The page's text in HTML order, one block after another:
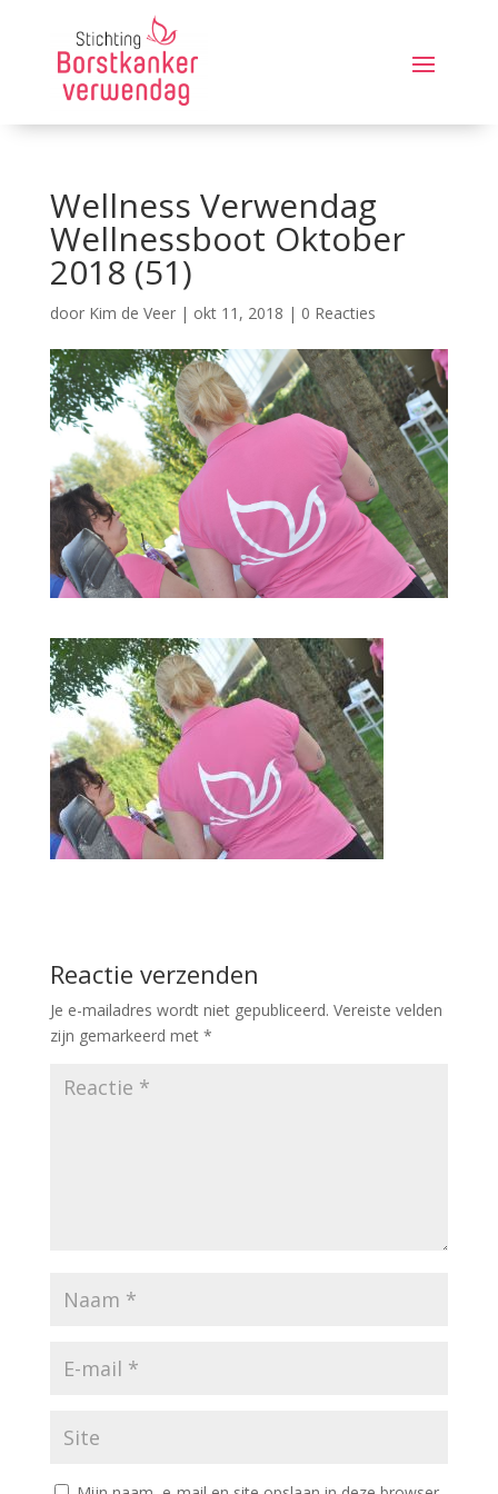
Wellness Verwendag
Wellnessboot Oktober
2018 (51)
door Kim de Veer| okt 11, 2018 | 0 Reacties
Reactie verzenden
Je e-mailadres wordt niet gepubliceerd. Vereiste velden
zijn gemarkeerd met *